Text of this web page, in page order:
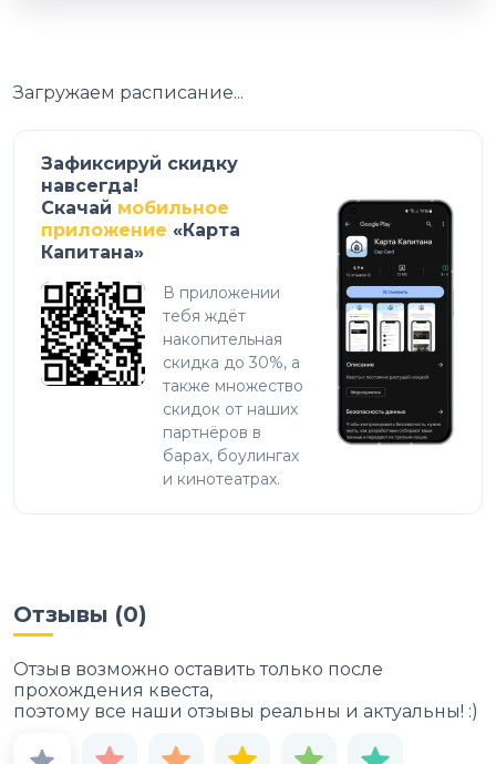
Загружаем расписание...
Зафиксируй скидку
навсегда!
Скачай мобильное
приложение «Карта
Капитана»
В приложении
тебя ждёт
накопительная
скидка до 30%, а
также множество
скидок от наших
партнёров в
барах, боулингах
и кинотеатрах.
Отзывы (0)
Отзыв возможно оставить только после
прохождения квеста,
поэтому все наши отзывы реальны и актуальны! :)